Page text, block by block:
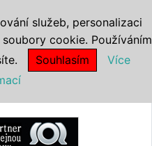
služeb, personalizaci
cookie. Používáním
Souhlasím
Více